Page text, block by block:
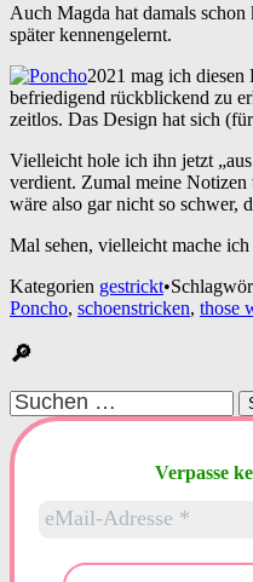
Auch Magda hat damals schon
später kennengelernt.
2021 mag ich diesen
befriedigend rückblickend zu
zeitlos. Das Design hat sich
Vielleicht hole ich ihn jetzt
verdient. Zumal meine Notizen
wäre also gar nicht so schwer,
Mal sehen, vielleicht mache
Kategorien gestrickt•
Poncho, schoenstricken, those
🔎
Suchen
nach:
Verpasse